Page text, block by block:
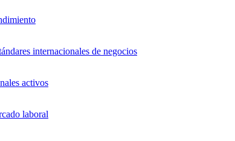
internacionales de negocios
activos
laboral